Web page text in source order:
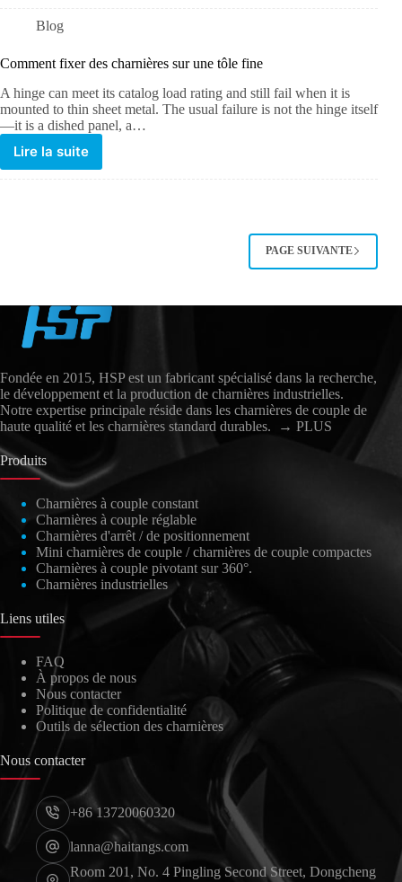
Blog
Comment fixer des charnières sur une tôle fine
A hinge can meet its catalog load rating and still fail when it is
mounted to thin sheet metal. The usual failure is not the hinge itself
—it is a dished panel, a…
Lire la suite
PAGE SUIVANTE
Fondée en 2015, HSP est un fabricant spécialisé dans la recherche,
le développement et la production de charnières industrielles.
Notre expertise principale réside dans les charnières de couple de
haute qualité et les charnières standard durables.
→ PLUS
Produits
Charnières à couple constant
Charnières à couple réglable
Charnières d'arrêt / de positionnement
Mini charnières de couple / charnières de couple compactes
Charnières à couple pivotant sur 360°.
Charnières industrielles
Liens utiles
FAQ
À propos de nous
Nous contacter
Politique de confidentialité
Outils de sélection des charnières
Nous contacter
+86 13720060320
lanna@haitangs.com
Room 201, No. 4 Pingling Second Street, Dongcheng
English
한국어
Polski
日本語